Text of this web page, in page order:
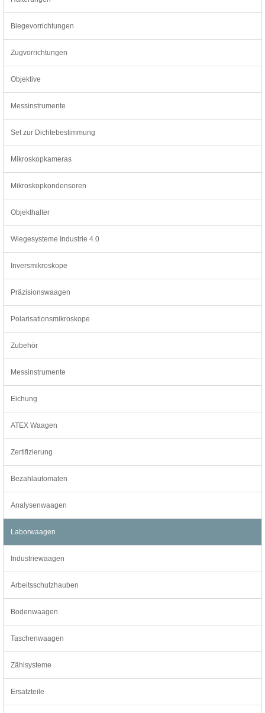
Biegevorrichtungen
Zugvorrichtungen
Objektive
Messinstrumente
Set zur Dichtebestimmung
Mikroskopkameras
Mikroskopkondensoren
Objekthalter
Wiegesysteme Industrie 4.0
Inversmikroskope
Präzisionswaagen
Polarisationsmikroskope
Zubehör
Messinstrumente
Eichung
ATEX Waagen
Zertifizierung
Bezahlautomaten
Analysenwaagen
Laborwaagen
Industriewaagen
Arbeitsschutzhauben
Bodenwaagen
Taschenwaagen
Zählsysteme
Ersatzteile